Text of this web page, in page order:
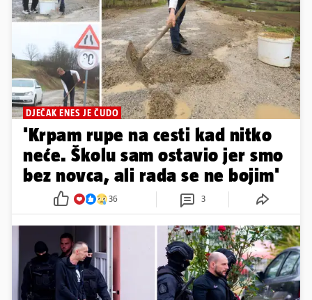
DJEČAK ENES JE ČUDO
'Krpam rupe na cesti kad nitko
neće. Školu sam ostavio jer smo
bez novca, ali rada se ne bojim'
36 3